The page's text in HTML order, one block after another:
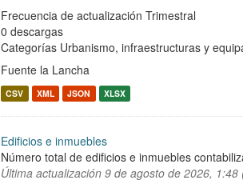
Frecuencia de actualización Trimestral
0 descargas
Categorías Urbanismo, infraestructuras y
Fuente la Lancha
CSV XML JSON XLSX
Edificios e inmuebles
Número total de edificios e inmuebles
Última actualización 9 de agosto de 2026, 1:48